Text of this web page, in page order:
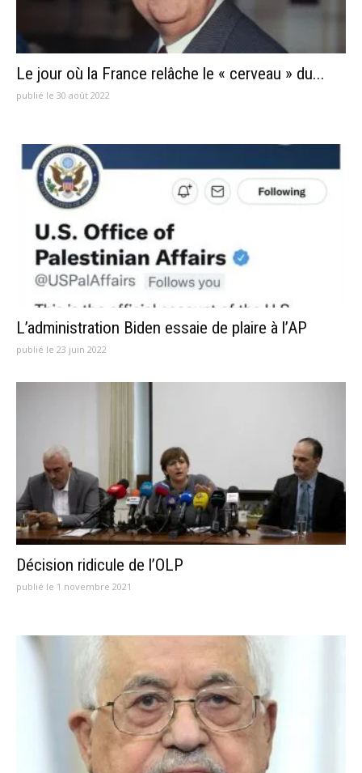
Le jour où la France relâche le « cerveau » du...
publié le 30 août 2022
L’administration Biden essaie de plaire à l’AP
publié le 23 juin 2022
Décision ridicule de l’OLP
publié le 1 novembre 2021